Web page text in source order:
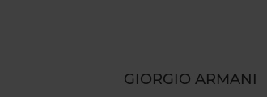
GIORGIO ARMANI